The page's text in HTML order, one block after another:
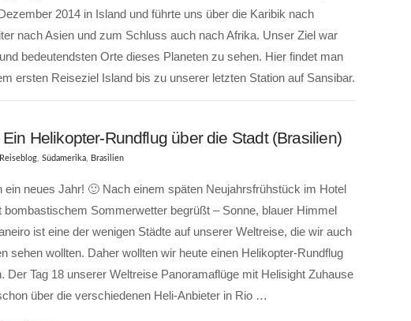
2014 in Island und führte uns über die Karibik nach
nach Asien und zum Schluss auch nach Afrika. Unser Ziel war
bedeutendsten Orte dieses Planeten zu sehen. Hier findet man
ersten Reiseziel Island bis zu unserer letzten Station auf Sansibar.
Helikopter-Rundflug über die Stadt (Brasilien)
Reiseblog, Südamerika, Brasilien
ein neues Jahr! 🙂 Nach einem späten Neujahrsfrühstück im Hotel
Sommerwetter begrüßt – Sonne, blauer Himmel
ist eine der wenigen Städte auf unserer Weltreise, die wir auch
sehen wollten. Daher wollten wir heute einen Helikopter-Rundflug
Der Tag 18 unserer Weltreise Panoramaflüge mit Helisight Zuhause
über die verschiedenen Heli-Anbieter in Rio …